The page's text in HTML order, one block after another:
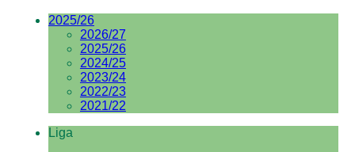
2025/26
2026/27
2025/26
2024/25
2023/24
2022/23
2021/22
Liga